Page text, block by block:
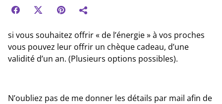
si vous souhaitez offrir « de l’énergie » à vos proches
vous pouvez leur offrir un chèque cadeau, d’une
validité d’un an. (Plusieurs options possibles).
N’oubliez pas de me donner les détails par mail afin de